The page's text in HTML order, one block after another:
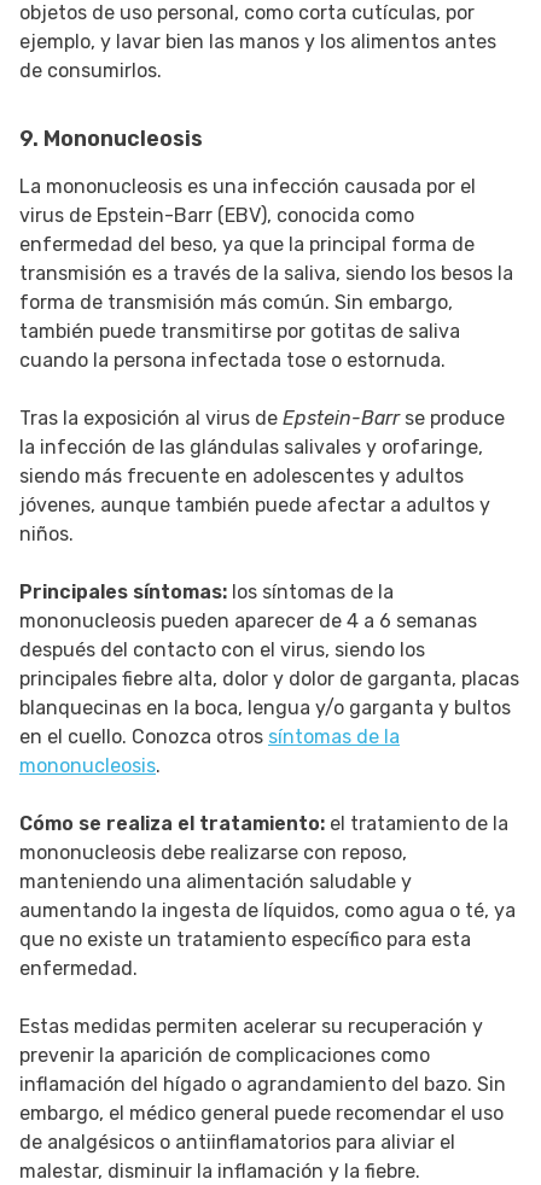
objetos de uso personal, como corta cutículas, por
ejemplo, y lavar bien las manos y los alimentos antes
de consumirlos.
9. Mononucleosis
La mononucleosis es una infección causada por el
virus de Epstein-Barr (EBV), conocida como
enfermedad del beso, ya que la principal forma de
transmisión es a través de la saliva, siendo los besos la
forma de transmisión más común. Sin embargo,
también puede transmitirse por gotitas de saliva
cuando la persona infectada tose o estornuda.
Tras la exposición al virus de Epstein-Barrse produce
la infección de las glándulas salivales y orofaringe,
siendo más frecuente en adolescentes y adultos
jóvenes, aunque también puede afectar a adultos y
niños.
Principales síntomas: los síntomas de la
mononucleosis pueden aparecer de 4 a 6 semanas
después del contacto con el virus, siendo los
principales fiebre alta, dolor y dolor de garganta, placas
blanquecinas en la boca, lengua y/o garganta y bultos
en el cuello. Conozca otros síntomas de la
mononucleosis.
Cómo se realiza el tratamiento: el tratamiento de la
mononucleosis debe realizarse con reposo,
manteniendo una alimentación saludable y
aumentando la ingesta de líquidos, como agua o té, ya
que no existe un tratamiento específico para esta
enfermedad.
Estas medidas permiten acelerar su recuperación y
prevenir la aparición de complicaciones como
inflamación del hígado o agrandamiento del bazo. Sin
embargo, el médico general puede recomendar el uso
de analgésicos o antiinflamatorios para aliviar el
malestar, disminuir la inflamación y la fiebre.